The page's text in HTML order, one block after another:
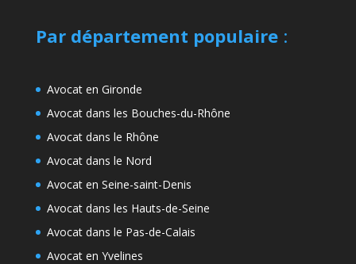
Par département populaire:
Avocat en Gironde
Avocat dans les Bouches-du-Rhône
Avocat dans le Rhône
Avocat dans le Nord
Avocat en Seine-saint-Denis
Avocat dans les Hauts-de-Seine
Avocat dans le Pas-de-Calais
Avocat en Yvelines